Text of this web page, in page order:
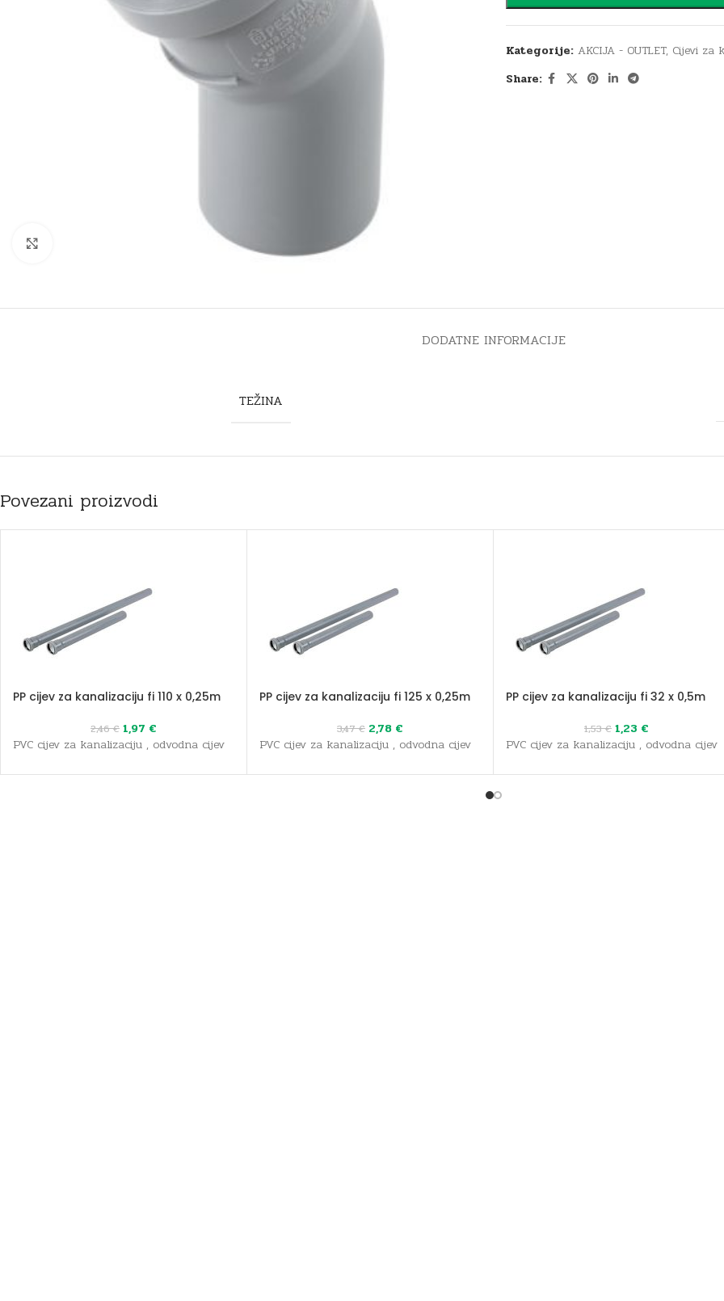
Kategorije: AKCIJA - OUTLET, Cijevi za
Share:
DODATNE INFORMACIJE
TEŽINA
Povezani proizvodi
PP cijev za kanalizaciju fi 110 x 0,25m
2,46€ 1,97 €
PVC cijev za kanalizaciju , odvodna cijev
PP cijev za kanalizaciju fi 125 x 0,25m
3,47€ 2,78 €
PVC cijev za kanalizaciju , odvodna cijev
PP cijev za kanalizaciju fi 32 x 0,5m
1,53€ 1,23 €
PVC cijev za kanalizaciju , odvodna cijev